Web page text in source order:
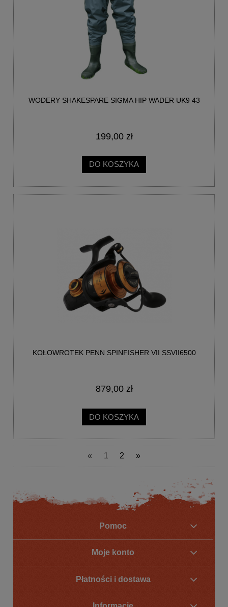
WODERY SHAKESPARE SIGMA HIP WADER UK9 43
199,00 zł
DO KOSZYKA
KOŁOWROTEK PENN SPINFISHER VII SSVII6500
879,00 zł
DO KOSZYKA
« 1 2 »
Pomoc
Moje konto
Płatności i dostawa